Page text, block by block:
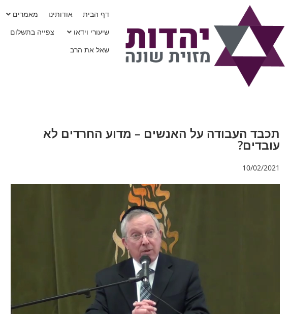
דף הבית אודותינו
מאמרים
שיעורי וידאו
צפייה בתשלום
שאל את הרב
תכבד העבודה על האנשים – מדוע החרדים לא
עובדים?
10/02/2021